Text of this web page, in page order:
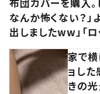
なんか怖くない？
出しましたww」「
家で横
ョした
きの光